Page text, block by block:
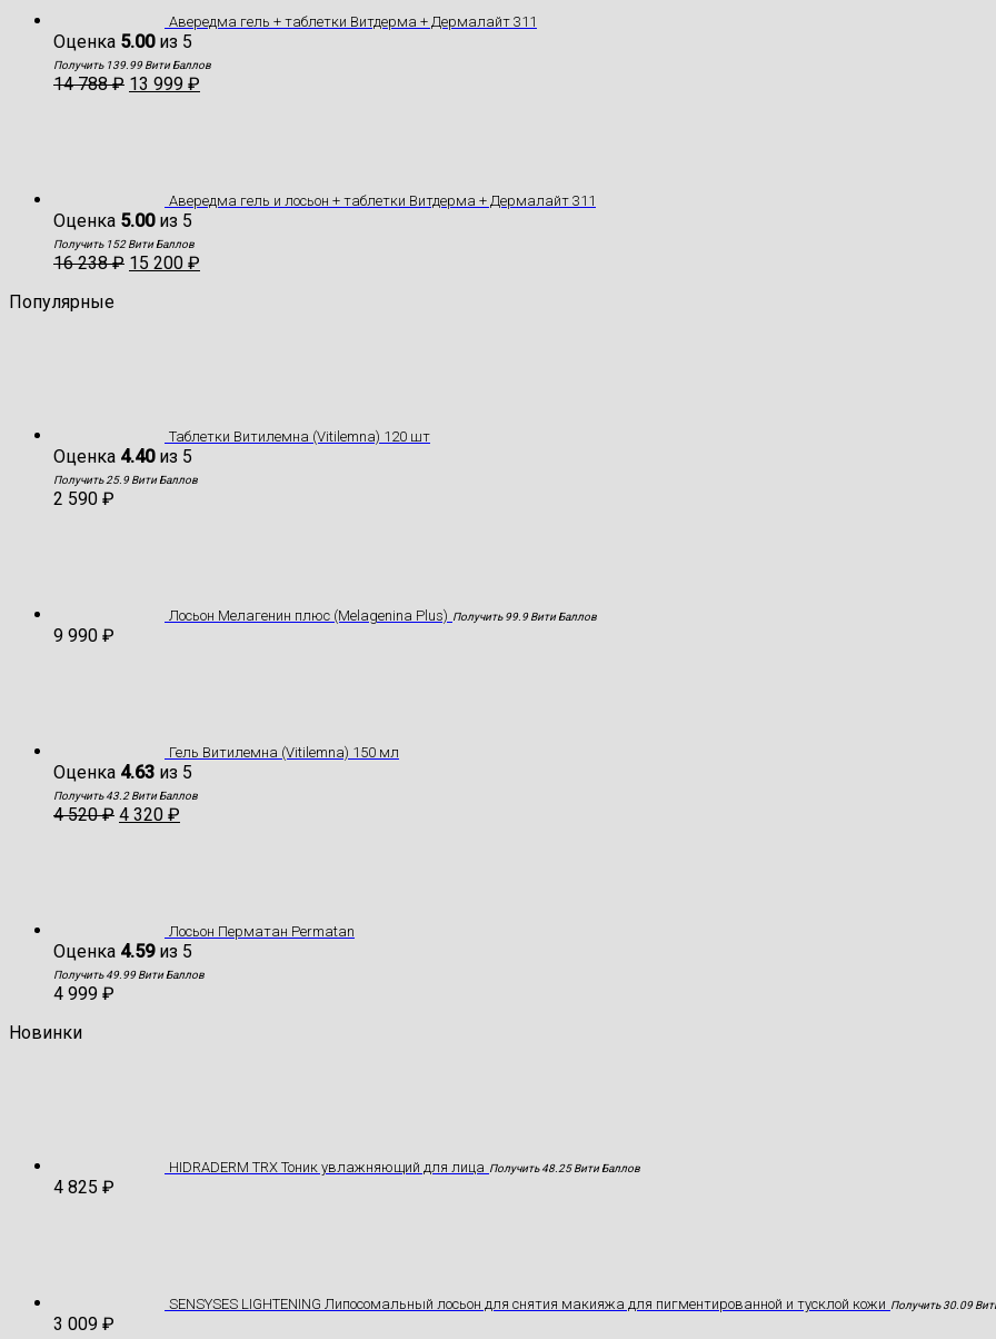
Авередма гель + таблетки Витдерма + Дермалайт 311
Оценка 5.00из 5
Получить 139.99 Вити Баллов
14 788₽ 13 999 ₽
Авередма гель и лосьон + таблетки Витдерма + Дермалайт 311
Оценка 5.00из 5
Получить 152 Вити Баллов
16 238₽ 15 200 ₽
Популярные
Таблетки Витилемна (Vitilemna) 120 шт
Оценка 4.40из 5
Получить 25.9 Вити Баллов
2 590 ₽
Лосьон Мелагенин плюс (Melagenina Plus) Получить 99.9 Вити Баллов
9 990 ₽
Гель Витилемна (Vitilemna) 150 мл
Оценка 4.63 из 5
Получить 43.2 Вити Баллов
4 520₽ 4 320 ₽
Лосьон Перматан Permatan
Оценка 4.59из 5
Получить 49.99 Вити Баллов
4 999 ₽
Новинки
HIDRADERM TRX Тоник увлажняющий для лица Получить 48.25 Вити Баллов
4 825 ₽
SENSYSES LIGHTENING Липосомальный лосьон для снятия макияжа для пигментированной и тусклой кожи Получить 30.09
3 009 ₽